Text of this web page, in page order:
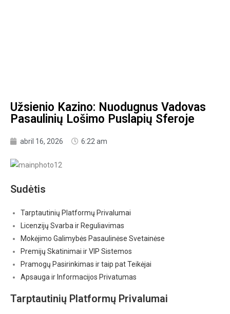
Užsienio Kazino: Nuodugnus Vadovas
Pasaulinių Lošimo Puslapių Sferoje
abril 16, 2026 6:22 am
Sudėtis
Tarptautinių Platformų Privalumai
Licenzijų Svarba ir Reguliavimas
Mokėjimo Galimybės Pasaulinėse Svetainėse
Premijų Skatinimai ir VIP Sistemos
Pramogų Pasirinkimas ir taip pat Teikėjai
Apsauga ir Informacijos Privatumas
Tarptautinių Platformų Privalumai